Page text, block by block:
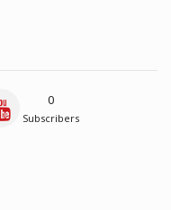
0
Subscribers